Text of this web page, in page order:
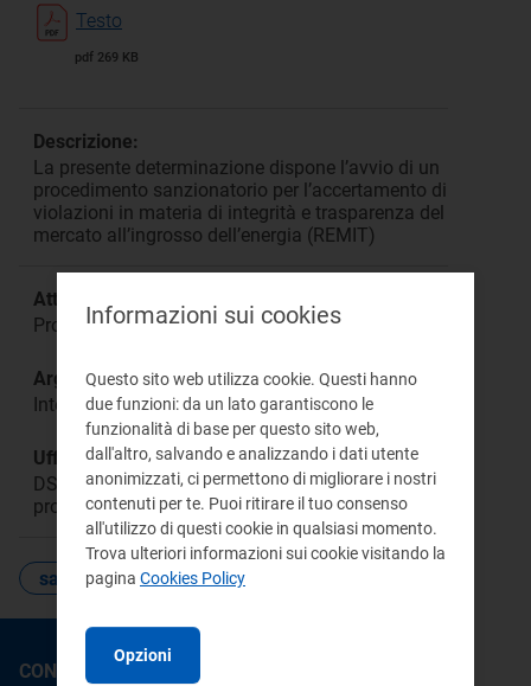
Testo
pdf 269 KB
Descrizione:
La presente determinazione dispone l’avvio di un
procedimento sanzionatorio per l’accertamento di
violazioni in materia di integrità e trasparenza del
mercato all’ingrosso dell’energia (REMIT)
Attività:
Procedimento sanzionatorio
Argomento:
Integrità e trasparenza del mercato all’ingrosso
Ufficio responsabile:
DSAI
protocollo@pec.arera.it
sanzioni
CONTATTI
Informazioni sui cookies
Questo sito web utilizza cookie. Questi hanno
due funzioni: da un lato garantiscono le
funzionalità di base per questo sito web,
dall'altro, salvando e analizzando i dati utente
anonimizzati, ci permettono di migliorare i nostri
contenuti per te. Puoi ritirare il tuo consenso
all'utilizzo di questi cookie in qualsiasi momento.
Trova ulteriori informazioni sui cookie visitando la
pagina Cookies Policy
Opzioni